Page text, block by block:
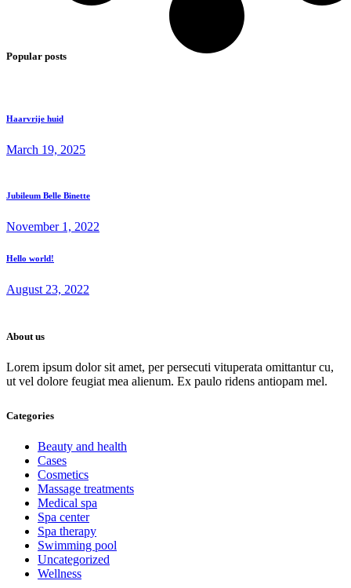
Popular posts
Haarvrije huid
March 19, 2025
Jubileum Belle Binette
November 1, 2022
Hello world!
August 23, 2022
About us
Lorem ipsum dolor sit amet, per persecuti vituperata omittantur cu,
ut vel dolore feugiat mea alienum. Ex paulo ridens antiopam mel.
Categories
Beauty and health
Cases
Cosmetics
Massage treatments
Medical spa
Spa center
Spa therapy
Swimming pool
Uncategorized
Wellness